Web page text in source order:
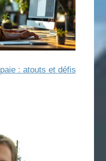
: atouts et défis